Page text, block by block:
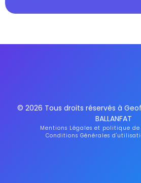
© 2026 Tous droits réservés à
BALLANFAT
Mentions Légales et politique
Conditions Générales